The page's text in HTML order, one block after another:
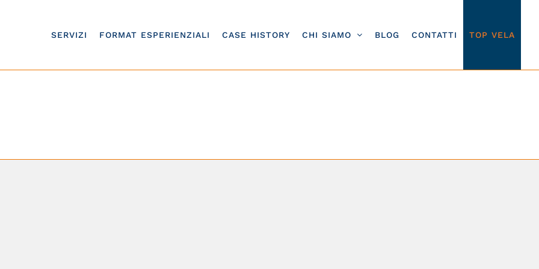
SERVIZI FORMAT ESPERIENZIALI CASE HISTORY CHI SIAMO BLOG CONTATTI TOP VELA